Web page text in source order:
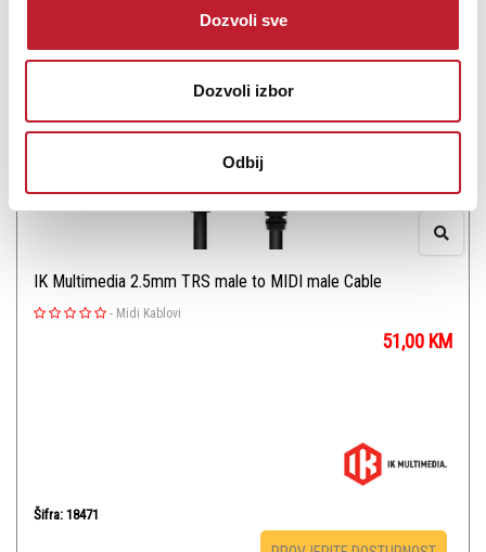
Dozvoli sve
Dozvoli izbor
Odbij
IK Multimedia 2.5mm TRS male to MIDI male Cable
- Midi Kablovi
51,00 KM
Šifra: 18471